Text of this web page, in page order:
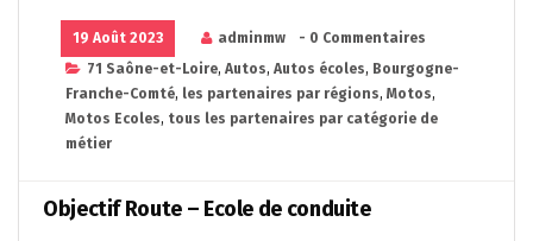
19 Août 2023 adminmw
- 0 Commentaires
71 Saône-et-Loire, Autos, Autos écoles, Bourgogne-
Franche-Comté, les partenaires par régions, Motos,
Motos Ecoles, tous les partenaires par catégorie de
métier
Objectif Route – Ecole de conduite